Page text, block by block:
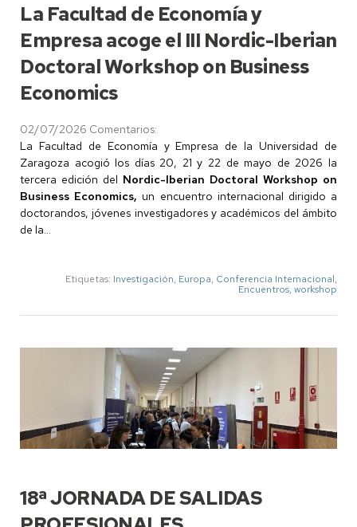
La Facultad de Economía y
Empresa acoge el III Nordic-Iberian
Doctoral Workshop on Business
Economics
02/07/2026 Comentarios:
La Facultad de Economía y Empresa de la Universidad de
Zaragoza acogió los días 20, 21 y 22 de mayo de 2026 la
tercera edición del Nordic-Iberian Doctoral Workshop on
Business Economics, un encuentro internacional dirigido a
doctorandos, jóvenes investigadores y académicos del ámbito
de la...
Etiquetas: Investigación, Europa, Conferencia Internacional,
Encuentros, workshop
18ª JORNADA DE SALIDAS